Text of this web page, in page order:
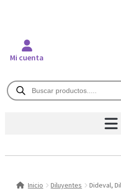
Mi cuenta
Inicio Diluyentes
Dideval,